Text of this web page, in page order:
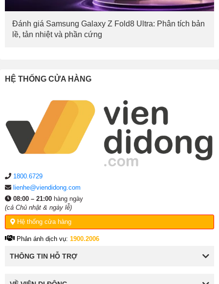
Đánh giá Samsung Galaxy Z Fold8 Ultra: Phân tích bản
lề, tản nhiệt và phần cứng
HỆ THỐNG CỬA HÀNG
1800.6729
lienhe@viendidong.com
08:00 – 21:00 hàng ngày
(cả Chủ nhật & ngày lễ)
Hệ thống cửa hàng
Phản ánh dịch vụ: 1900.2006
THÔNG TIN HỖ TRỢ